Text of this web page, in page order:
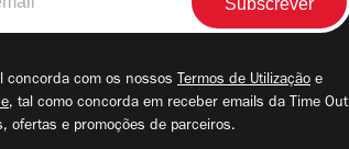
concorda com os nossos Termos de Utilização e
, tal como concorda em receber emails da Time Out
ofertas e promoções de parceiros.